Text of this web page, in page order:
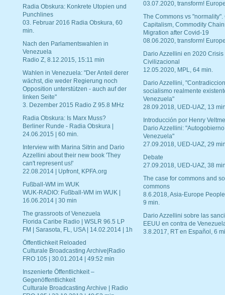
Radia Obskura: Konkrete Utopien und
Punchlines
03. Februar 2016 Radia Obskura, 60
min.
Nach den Parlamentswahlen in
Venezuela
Radio Z, 8.12.2015, 15:11 min
Wahlen in Venezuela: "Der Anteil derer
wächst, die weder Regierung noch
Opposition unterstützen - auch auf der
linken Seite"
3. Dezember 2015 Radio Z 95.8 MHz
Radia Obskura: Is Marx Muss?
Berliner Runde - Radia Obskura |
24.06.2015 | 60 min.
Interview with Marina Sitrin and Dario
Azzellini about their new book 'They
can't represent us!'
22.08.2014 | Upfront, KPFA.org
Fußball-WM im WUK
WUK-RADIO: Fußball-WM im WUK |
16.06.2014 | 30 min
The grassroots of Venezuela
Florida Caribe Radio | WSLR 96.5 LP
FM | Sarasota, FL, USA | 14.02.2014 | 1h
Öffentlichkeit Reloaded
Culturale Broadcasting Archive|Radio
FRO 105 | 30.01.2014 | 49:52 min
Inszenierte Öffentlichkeit –
Gegenöffentlichkeit
Culturale Broadcasting Archive | Radio
03.07.2020, transform!
The Commons vs "normality".
Capitalism, Commodity
Migration after Covid-19
08.06.2020, transform!
Dario Azzellini en 2020 Crisis
Civilizacional
12.05.2020, MPL, 64 min.
Dario Azzellini,
socialismo realmente
Venezuela"
28.09.2018, UED-UAZ, 13
Introducción por Henry
Dario Azzellini:
Venezuela"
27.09.2018, UED-UAZ, 29
Debate
27.09.2018, UED-UAZ, 38
The case for commons and
commons
8.6.2018, Asia-Europe
9 min.
Dario Azzellini sobre las
EEUU en contra de
3.8.2017, RT en Español, 6